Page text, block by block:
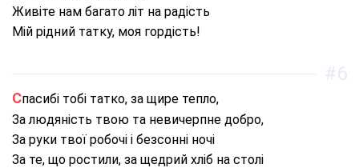
Живіте нам багато літ на радість
Мій рідний татку, моя гордість!
Спасибі тобі татко, за щире тепло,
За людяність твою та невичерпне добро,
За руки твої робочі і безсонні ночі
За те, що ростили, за щедрий хліб на столі
#6